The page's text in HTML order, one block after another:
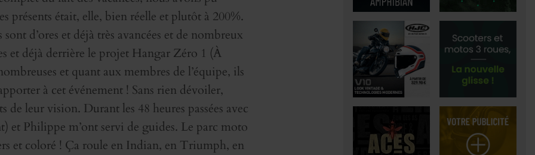
présents était, elle, bien réelle et plutôt à 200%.
d’ores et déjà très avancées et de nombreux
et déjà derrière le projet Hangar Zéro 1 (À
et quant aux membres de l’équipe, ils
à cet événement ! Sans rien dévoiler,
de leur vision. Durant les 48 heures passées avec
et Philippe m’ont servi de guides. Le parc moto
et coloré ! Ça roule en Indian, en Triumph, en